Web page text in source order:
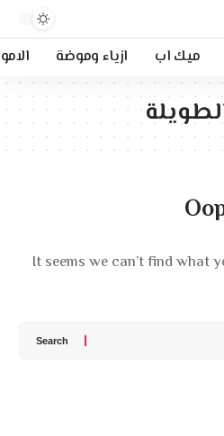
ميك اب ازياء وموضة
It seems we can’t find what